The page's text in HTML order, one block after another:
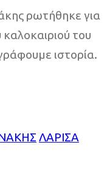
ρωτήθηκε για
του
ιστορία.
ΛΑΡΙΣΑ